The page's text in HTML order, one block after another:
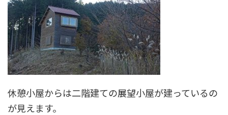
休憩小屋からは二階建ての展望小屋が建っているの
が見えます。